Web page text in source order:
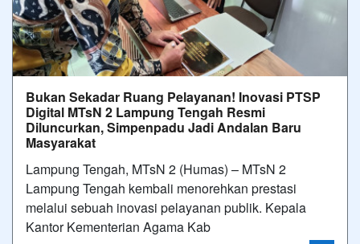
Bukan Sekadar Ruang Pelayanan! Inovasi PTSP
Digital MTsN 2 Lampung Tengah Resmi
Diluncurkan, Simpenpadu Jadi Andalan Baru
Masyarakat
Lampung Tengah, MTsN 2 (Humas) – MTsN 2
Lampung Tengah kembali menorehkan prestasi
melalui sebuah inovasi pelayanan publik. Kepala
Kantor Kementerian Agama Kab